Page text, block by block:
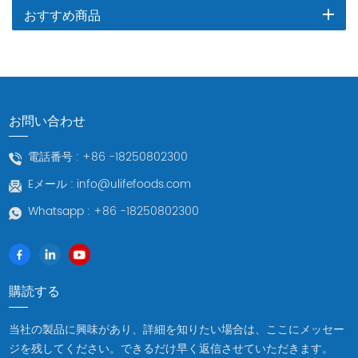
おすすめ商品
お問い合わせ
電話番号 : +86 -18250802300
Eメール : info@ulifefoods.com
Whatsapp : +86 -18250802300
購読する
当社の製品に興味があり、詳細を知りたい場合は、ここにメッセー
ジを残してください。できるだけ早く返信させていただきます。